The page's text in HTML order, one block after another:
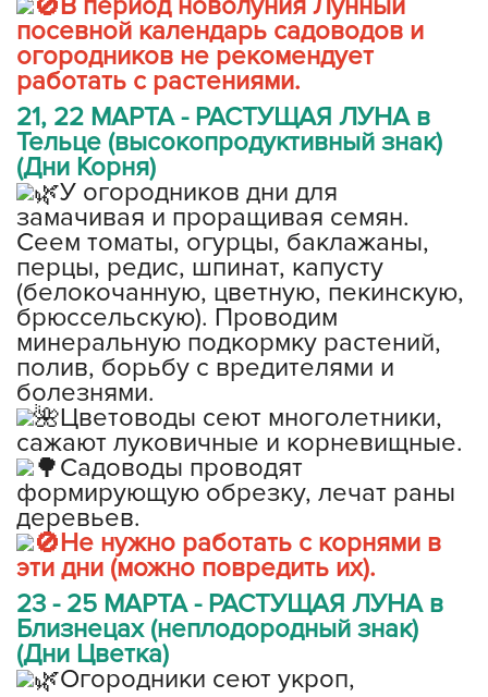
посевной календарь садоводов и
огородников не рекомендует
работать с растениями.
21, 22 МАРТА - РАСТУЩАЯ ЛУНА в
Тельце (высокопродуктивный знак)
(Дни Корня)
У огородников дни для
замачивая и проращивая семян.
Сеем томаты, огурцы, баклажаны,
перцы, редис, шпинат, капусту
(белокочанную, цветную, пекинскую,
брюссельскую). Проводим
минеральную подкормку растений,
полив, борьбу с вредителями и
болезнями.
Цветоводы сеют многолетники,
сажают луковичные и корневищные.
Садоводы проводят
формирующую обрезку, лечат раны
деревьев.
Не нужно работать с корнями в
эти дни (можно повредить их).
23 - 25 МАРТА - РАСТУЩАЯ ЛУНА в
Близнецах (неплодородный знак)
(Дни Цветка)
Огородники сеют укроп,